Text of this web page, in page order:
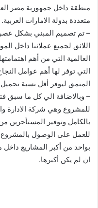
منطقة داخل جمهورية مصر
متعددة بدولة الامارات العربية.
– تم تصميم المبني بشكل
اللائق لجميع عملائنا داخل
العالمية التي من أهم
التي توفر لها أهم عوامل
المنمق ليوفر أقل نسبة تحميل من 20 الی 30% من مساحة
– وبالاضافة الي كل ما سبق
للمشروع وهي شركة الادارة
بالكامل وتوفير المستأجرين
للعمل على الوصول بالمشروع
بواحد من أكبر المشاريع
ان لم يكن أكبرها.